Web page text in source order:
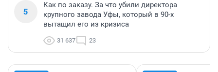
5
Как по заказу. За что убили директора
крупного завода Уфы, который в 90-х
вытащил его из кризиса
31 637 23